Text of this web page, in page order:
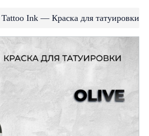
Ink — Краска для татуировки